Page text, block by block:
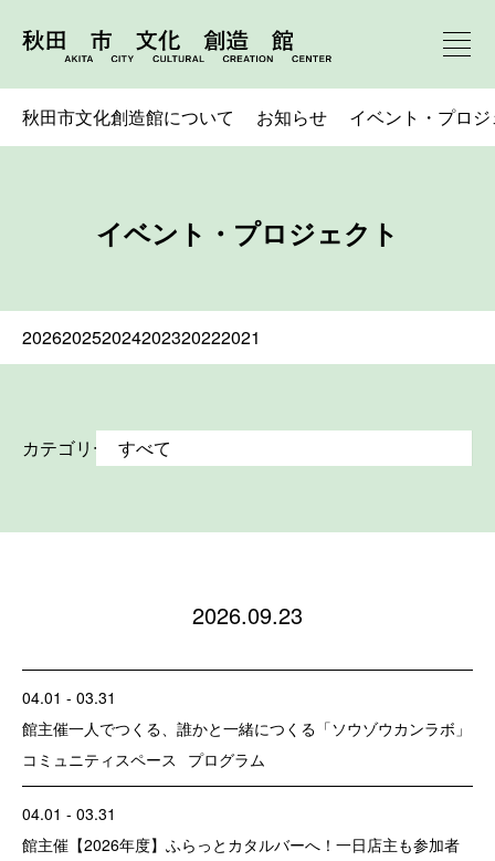
秋田市文化創造館について お知らせ イベント・プロ
イベント・プロジェクト
202620252024202320222021
カテゴリー
2026.09.23
04.01 - 03.31
館主催一人でつくる、誰かと一緒につくる「ソウゾウカンラボ」
コミュニティスペース
プログラム
04.01 - 03.31
館主催 【2026年度】ふらっとカタルバーへ！一日店主も参加者